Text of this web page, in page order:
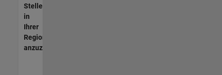
Stellenangebote
in
Ihrer
Region
anzuzeigen.